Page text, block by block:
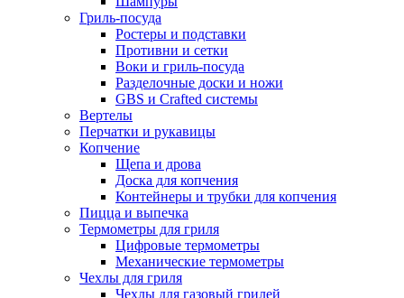
Гриль-посуда
Ростеры и подставки
Противни и сетки
Воки и гриль-посуда
Разделочные доски и ножи
GBS и Crafted системы
Вертелы
Перчатки и рукавицы
Копчение
Щепа и дрова
Доска для копчения
Контейнеры и трубки для копчения
Пицца и выпечка
Термометры для гриля
Цифровые термометры
Механические термометры
Чехлы для гриля
Чехлы для газовый грилей